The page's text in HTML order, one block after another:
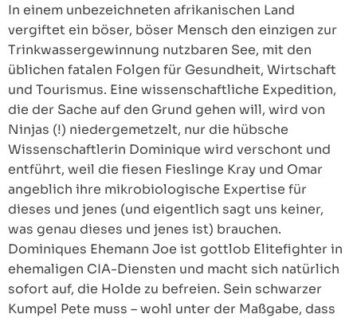
In einem unbezeichneten afrikanischen Land
vergiftet ein böser, böser Mensch den einzigen zur
Trinkwassergewinnung nutzbaren See, mit den
üblichen fatalen Folgen für Gesundheit, Wirtschaft
und Tourismus. Eine wissenschaftliche Expedition,
die der Sache auf den Grund gehen will, wird von
Ninjas (!) niedergemetzelt, nur die hübsche
Wissenschaftlerin Dominique wird verschont und
entführt, weil die fiesen Fieslinge Kray und Omar
angeblich ihre mikrobiologische Expertise für
dieses und jenes (und eigentlich sagt uns keiner,
was genau dieses und jenes ist) brauchen.
Dominiques Ehemann Joe ist gottlob Elitefighter in
ehemaligen CIA-Diensten und macht sich natürlich
sofort auf, die Holde zu befreien. Sein schwarzer
Kumpel Pete muss – wohl unter der Maßgabe, dass